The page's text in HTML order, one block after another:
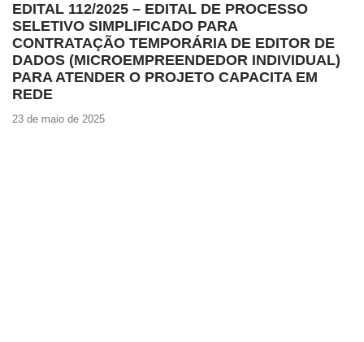
EDITAL 112/2025 – EDITAL DE PROCESSO
SELETIVO SIMPLIFICADO PARA
CONTRATAÇÃO TEMPORÁRIA DE EDITOR DE
DADOS (MICROEMPREENDEDOR INDIVIDUAL)
PARA ATENDER O PROJETO CAPACITA EM
REDE
23 de maio de 2025